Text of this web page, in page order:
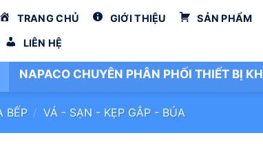
TRANG CHỦ GIỚI THIỆU SẢN PHẨM
LIÊN HỆ
NAPACO CHUYÊN PHÂN PHỐI THIẾT BỊ
BẾP / VÁ - SẠN - KẸP GẮP - BÚA